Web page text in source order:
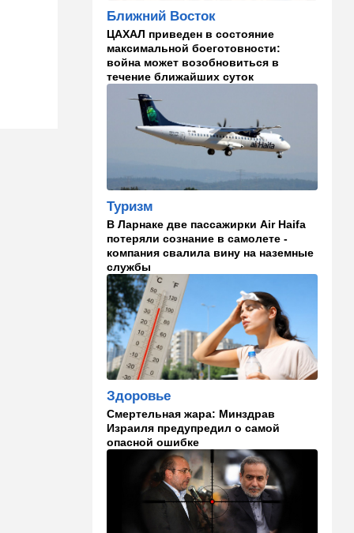
14:06 Транспорт
Что изменилось в аэропорту
Бен-Гурион после войны:
новые правила,
безопасность и советы
пассажирам
13:58 Здоровье
Какие продукты помогают
что выяснили ученые
13:47 Ближний Восток
Турция все ближе подходит
к опасной черте в
отношениях с Израилем:
провокационное заявление
13:45 В мире
Помидоры научились
предупреждать соседей об
опасном вирусе
Что действительно помогает
пережить израильскую
жару, а что является мифом.
Разбираемся
Израиль
США суют Израилю палки в
колеса после гибели
военных в Ливане
Ближний Восток
ЦАХАЛ приведен в состояние
максимальной боеготовности:
война может возобновиться в
течение ближайших суток
Туризм
В Ларнаке две пассажирки Air Haifa
потеряли сознание в самолете -
компания свалила вину на наземные
службы
Здоровье
Смертельная жара: Минздрав
Израиля предупредил о самой
опасной ошибке